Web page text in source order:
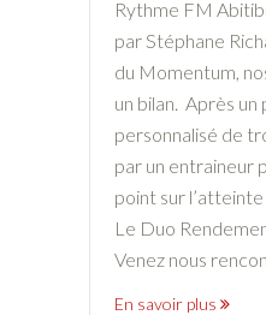
Rythme FM
par Stéphane
du Momentum,
un bilan. Après un
personnalisé de
par un entraineur
point sur
Le Duo
Venez nous
En savoir plus